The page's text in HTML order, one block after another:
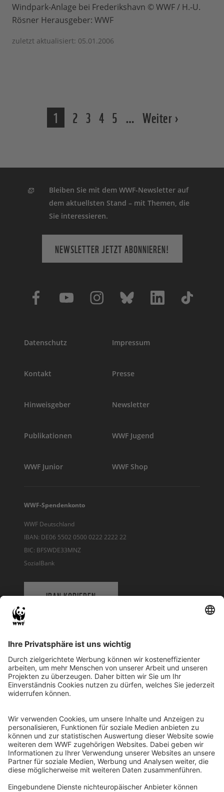
Windpark-Anlage bei Frederikshavn © WWF / H.-U.
Rösner Herausgeber: WWF
zuletzt aktualisiert: 05.01.2006
1 2 3 4 5 … Weiter ›
Bleiben Sie mit dem WWF-Newsletter auf
dem aktuellsten Stand – mit Themen, die
Sie interessieren.
NEWSLETTER JETZT ABONNIEREN!
Datenschutz Impressum
Kontakt Presse
Hinweisgeber Newsletter
Publikationen WWF Jugend
WWF Junior WWF Shop
WWF-Spendenkonto
WWF Deutschland
IBAN: DE06 5502 0500 0222 2222 22
BIC: BFSWDE33MNZ
SozialBank
IBAN KOPIEREN
WWF Deutschland
Reinhardtstr. 18
10117 Berlin
Ihre Spende kann steuerlich geltend gemacht werden
Registriert als Stiftung WWF Deutschland, Senatsverwaltung für
Justiz Berlin, Az: 3416/976/2
Umsatzsteuer-Identifikationsnummer: DE 114236103
Freistellungsbescheid: Als gemeinnützige Körperschaft befreit